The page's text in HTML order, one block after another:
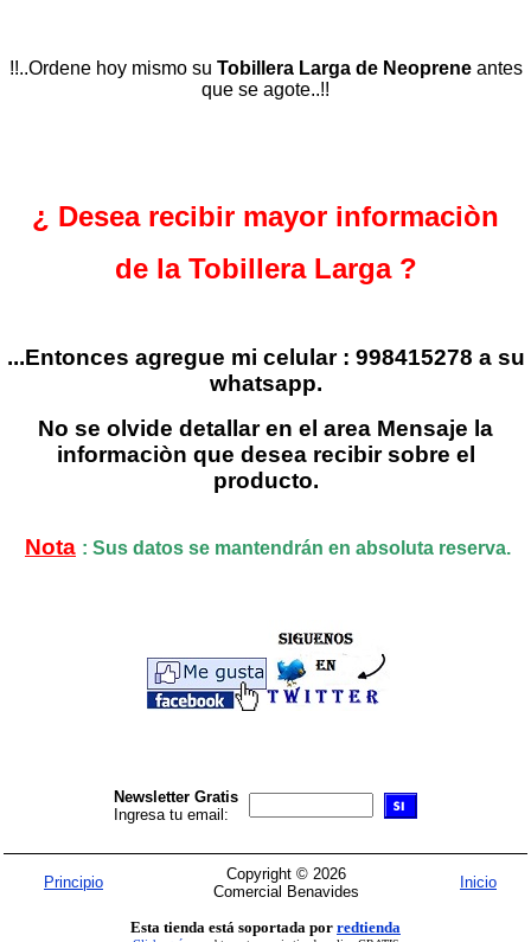
!!..Ordene hoy mismo su Tobillera Larga de Neopreneantes
que se agote..!!
¿ Desea recibir mayor informaciòn
de la Tobillera Larga?
...Entonces agregue mi celular : 998415278 a su
whatsapp.
No se olvide detallar en el area Mensaje la
informaciòn que desea recibir sobre el
producto.
Nota : Sus datos se mantendrán en absoluta reserva.
Newsletter Gratis
Ingresa tu email:
Principio
Copyright © 2026
Comercial Benavides
Inicio
Esta tienda está soportada por redtienda